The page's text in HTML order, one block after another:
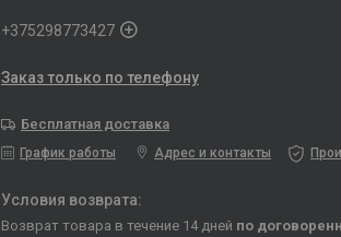
+375298773427
Заказ только по телефону
Бесплатная доставка
График работы Адрес и контакты
возврат товара в течение 14 дней по